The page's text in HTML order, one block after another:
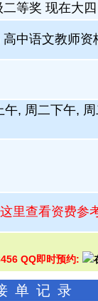
等奖 现在大
中语文教师资
, 周二下午,
里查看资费参
QQ即时预约:
单记录